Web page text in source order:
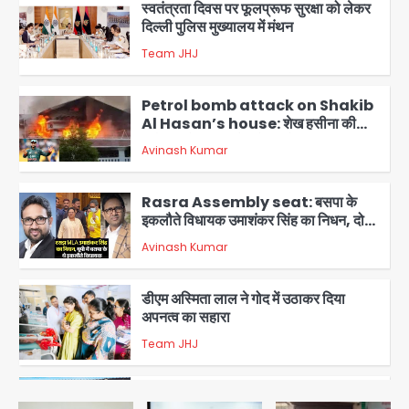
2
दिल्ली पुलिस मुख्यालय में मंथन
Team JHJ
3
Al Hasan’s house: शेख हसीना की
वर्चुअल प्रेस कॉन्फ्रेंस में जुड़ने पर भड़का
गुस्सा, शाकिब अल हसन के मगुरा स्थित घर पर
4
इकलौते विधायक उमाशंकर सिंह का निधन, दो
साल से कैंसर से जूझ रहे थे
Avinash Kumar
5
अपनत्व का सहारा
करने वाले 11 बांग्लादेशी नागरिक सेंट्रल जिला